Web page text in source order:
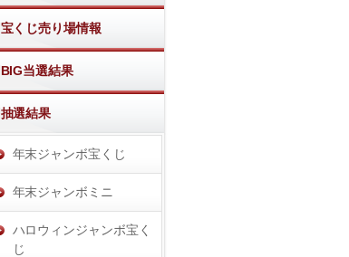
宝くじ売り場情報
BIG当選結果
抽選結果
年末ジャンボ宝くじ
年末ジャンボミニ
ハロウィンジャンボ宝く
じ